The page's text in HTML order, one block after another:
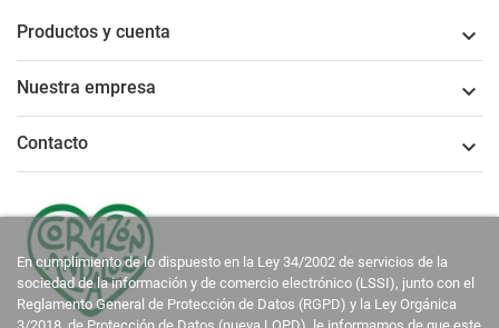
Productos y cuenta 
Nuestra empresa 
Contacto 
En cumplimiento de lo dispuesto en la Ley 34/2002 de servicios de la
sociedad de la información y de comercio electrónico (LSSI), junto con el
Reglamento General de Protección de Datos (RGPD) y la Ley Orgánica